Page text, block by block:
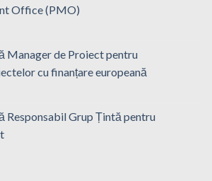
Office (PMO)
Manager de Proiect pentru
cu finanțare europeană
Responsabil Grup Țintă pentru